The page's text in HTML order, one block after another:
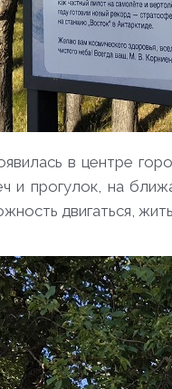
в центре
и прогулок, на
двигаться,